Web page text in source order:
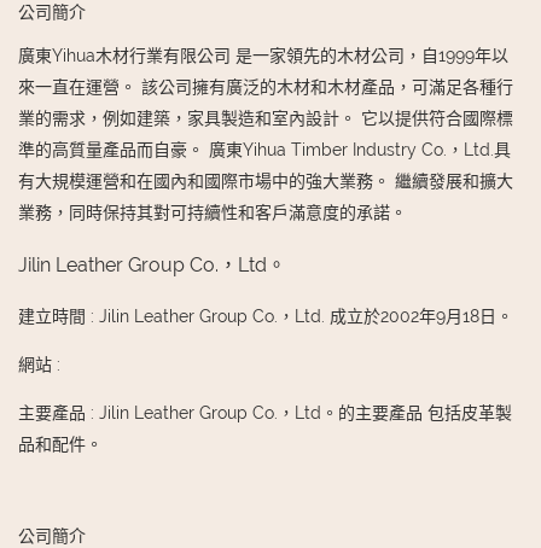
公司簡介
廣東Yihua木材行業有限公司 是一家領先的木材公司，自1999年以
來一直在運營。 該公司擁有廣泛的木材和木材產品，可滿足各種行
業的需求，例如建築，家具製造和室內設計。 它以提供符合國際標
準的高質量產品而自豪。 廣東Yihua Timber Industry Co.，Ltd.具
有大規模運營和在國內和國際市場中的強大業務。 繼續發展和擴大
業務，同時保持其對可持續性和客戶滿意度的承諾。
Jilin Leather Group Co.，Ltd。
建立時間 : Jilin Leather Group Co.，Ltd. 成立於2002年9月18日。
網站 :
主要產品 : Jilin Leather Group Co.，Ltd。的主要產品 包括皮革製
品和配件。
公司簡介